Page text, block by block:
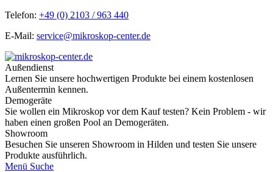
Telefon: +49 (0) 2103 / 963 440
E-Mail: service@mikroskop-center.de
Außendienst
Lernen Sie unsere hochwertigen Produkte bei einem kostenlosen
Außentermin kennen.
Demogeräte
Sie wollen ein Mikroskop vor dem Kauf testen? Kein Problem - wir
haben einen großen Pool an Demogeräten.
Showroom
Besuchen Sie unseren Showroom in Hilden und testen Sie unsere
Produkte ausführlich.
Menü Suche